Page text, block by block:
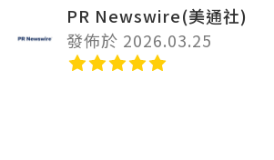
PR Newswire(美通社)
發佈於 2026.03.25